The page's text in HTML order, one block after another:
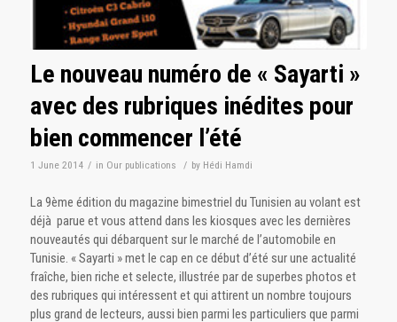
Le nouveau numéro de « Sayarti »
avec des rubriques inédites pour
bien commencer l’été
1 June 2014 / in Our publications / by Hédi Hamdi
La 9ème édition du magazine bimestriel du Tunisien au volant est
déjà parue et vous attend dans les kiosques avec les dernières
nouveautés qui débarquent sur le marché de l’automobile en
Tunisie. « Sayarti » met le cap en ce début d’été sur une actualité
fraîche, bien riche et selecte, illustrée par de superbes photos et
des rubriques qui intéressent et qui attirent un nombre toujours
plus grand de lecteurs, aussi bien parmi les particuliers que parmi